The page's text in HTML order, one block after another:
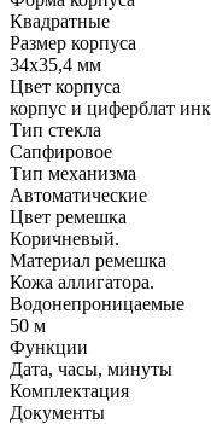
Квадратные
Размер корпуса
34х35,4 мм
Цвет корпуса
корпус и циферблат
Тип стекла
Сапфировое
Тип механизма
Автоматические
Цвет ремешка
Коричневый.
Материал ремешка
Кожа аллигатора.
Водонепроницаемые
50 м
Функции
Дата, часы, минуты
Комплектация
Документы